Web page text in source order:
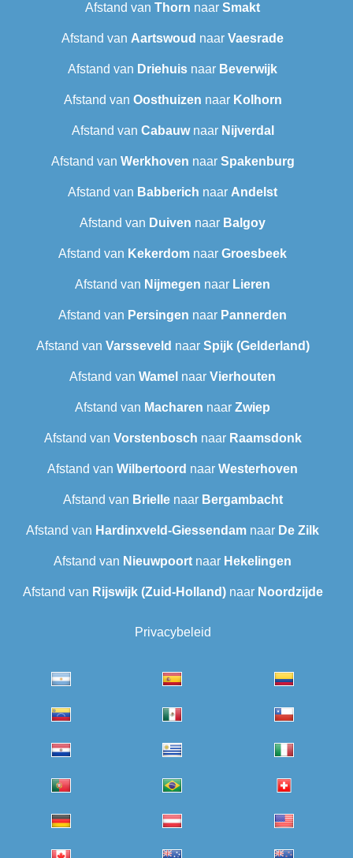
Afstand van Thorn naar Smakt
Afstand van Aartswoud naar Vaesrade
Afstand van Driehuis naar Beverwijk
Afstand van Oosthuizen naar Kolhorn
Afstand van Cabauwnaar Nijverdal
Afstand van Werkhoven naar Spakenburg
Afstand van Babberich naar Andelst
Afstand van Duiven naar Balgoy
Afstand van Kekerdom naar Groesbeek
Afstand van Nijmegen naar Lieren
Afstand van Persingen naar Pannerden
Afstand van Varsseveld naar Spijk (Gelderland)
Afstand van Wamel naar Vierhouten
Afstand van Macharen naar Zwiep
Afstand van Vorstenbosch naar Raamsdonk
Afstand van Wilbertoord naar Westerhoven
Afstand van Briellenaar Bergambacht
Afstand van Hardinxveld-Giessendam naar De Zilk
Afstand van Nieuwpoort naar Hekelingen
Afstand van Rijswijk (Zuid-Holland)naar Noordzijde
Privacybeleid